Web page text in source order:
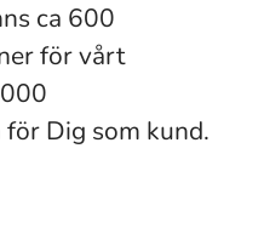
ca 600
för vårt
Dig som kund.